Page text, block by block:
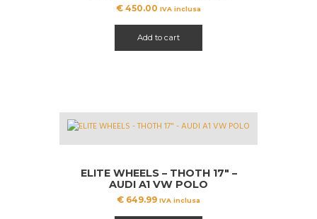
€ 450.00 IVA inclusa
Add to cart
ELITE WHEELS – THOTH 17″ –
AUDI A1 VW POLO
€ 649.99 IVA inclusa